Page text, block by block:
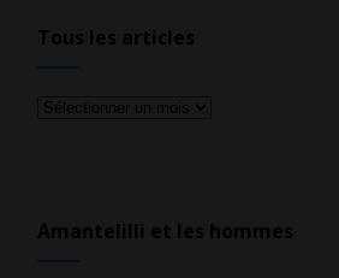
Tous les articles
Tous
Amantelilli et les hommes